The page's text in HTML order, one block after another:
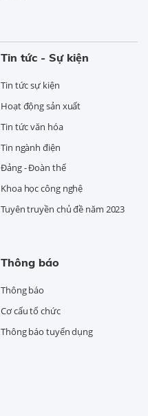
Tin tức - Sự kiện
Tin tức sự kiện
Hoạt động sản xuất
Tin tức văn hóa
Tin ngành điện
Đảng - Đoàn thể
Khoa học công nghệ
Tuyên truyền chủ đề năm 2023
Thông báo
Thông báo
Cơ cấu tổ chức
Thông báo tuyển dụng